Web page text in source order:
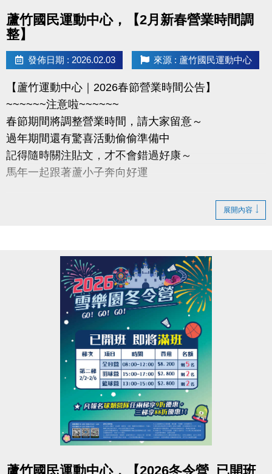
蘆竹國民運動中心，【2月新春營業時間調
整】
發佈日期 : 2026.02.03 來源 : 蘆竹國民運動中心
【蘆竹運動中心｜2026春節營業時間公告】
~~~~~~注意啦~~~~~~
春節期間將調整營業時間，請大家留意～
過年期間還有驚喜活動偷偷準備中
記得隨時關注貼文，才不會錯過好康～
馬年一起跟著蘆小子奔向好運
【營業時間調整】
2/18(三)初二至2/21(六)初五 營業時間為 08:00-16:00
2/22(日)初六 起恢復正常營業時間~
-洽詢專線：03-2639066 #115、116
-官網 :
https://www.lzsports.com.tw/zh_TW/news/pageID/1/
-FB : 桃園市蘆竹國民運動中心
-IG : @luzhusports
展開內容
蘆竹國民運動中心，【2026冬令營_已開班